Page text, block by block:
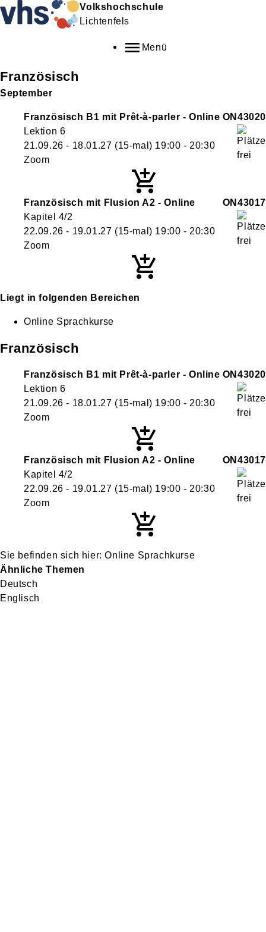
Volkshochschule
Lichtenfels
Menü
Französisch
September
Französisch B1 mit Prêt-à-parler - Online ON43020
Lektion 6
21.09.26 - 18.01.27 (15-mal) 19:00 - 20:30
Zoom
Französisch mit Flusion A2 - Online
ON43017
Kapitel 4/2
22.09.26 - 19.01.27 (15-mal) 19:00 - 20:30
Zoom
Liegt in folgenden Bereichen
Online Sprachkurse
Französisch
Französisch B1 mit Prêt-à-parler - Online ON43020
Lektion 6
21.09.26 - 18.01.27 (15-mal) 19:00 - 20:30
Zoom
Französisch mit Flusion A2 - Online
ON43017
Kapitel 4/2
22.09.26 - 19.01.27 (15-mal) 19:00 - 20:30
Zoom
Online Sprachkurse
Ähnliche Themen
Deutsch
Englisch